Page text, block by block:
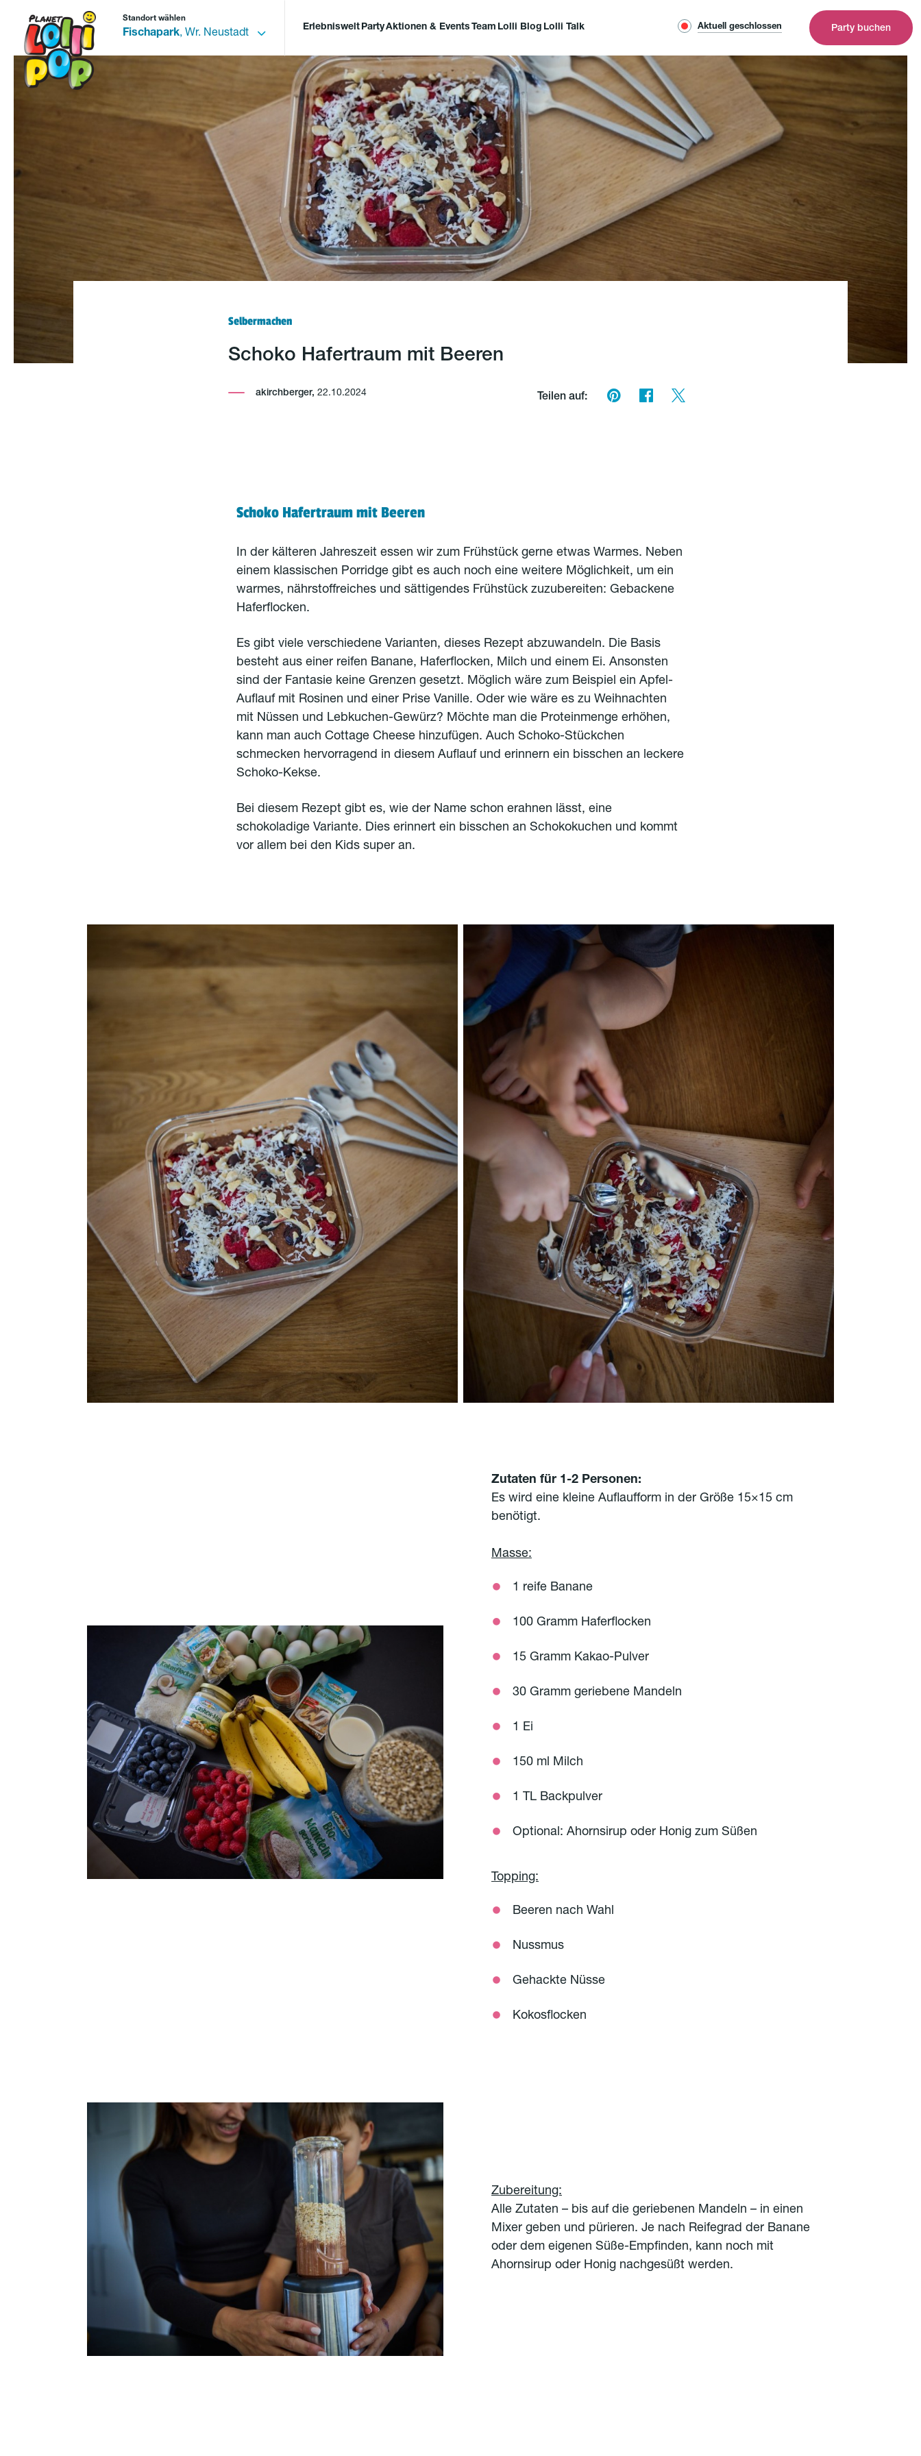
Standort wählen
Fischapark, Wr. Neustadt
Erlebniswelt PartyAktionen & Events Team Lolli Blog Lolli Talk Aktuell geschlossen Party buchen
Selbermachen
Schoko Hafertraum mit Beeren
akirchberger, 22.10.2024 Teilen auf:
Schoko Hafertraum mit Beeren
In der kälteren Jahreszeit essen wir zum Frühstück gerne etwas Warmes. Neben
einem klassischen Porridge gibt es auch noch eine weitere Möglichkeit, um ein
warmes, nährstoffreiches und sättigendes Frühstück zuzubereiten: Gebackene
Haferflocken.
Es gibt viele verschiedene Varianten, dieses Rezept abzuwandeln. Die Basis
besteht aus einer reifen Banane, Haferflocken, Milch und einem Ei. Ansonsten
sind der Fantasie keine Grenzen gesetzt. Möglich wäre zum Beispiel ein Apfel-
Auflauf mit Rosinen und einer Prise Vanille. Oder wie wäre es zu Weihnachten
mit Nüssen und Lebkuchen-Gewürz? Möchte man die Proteinmenge erhöhen,
kann man auch Cottage Cheese hinzufügen. Auch Schoko-Stückchen
schmecken hervorragend in diesem Auflauf und erinnern ein bisschen an leckere
Schoko-Kekse.
Bei diesem Rezept gibt es, wie der Name schon erahnen lässt, eine
schokoladige Variante. Dies erinnert ein bisschen an Schokokuchen und kommt
vor allem bei den Kids super an.
Zutaten für 1-2 Personen:
Es wird eine kleine Auflaufform in der Größe 15×15 cm
benötigt.
Masse:
1 reife Banane
100 Gramm Haferflocken
15 Gramm Kakao-Pulver
30 Gramm geriebene Mandeln
1 Ei
150 ml Milch
1 TL Backpulver
Optional: Ahornsirup oder Honig zum Süßen
Topping:
Beeren nach Wahl
Nussmus
Gehackte Nüsse
Kokosflocken
Zubereitung:
Alle Zutaten – bis auf die geriebenen Mandeln – in einen
Mixer geben und pürieren. Je nach Reifegrad der Banane
oder dem eigenen Süße-Empfinden, kann noch mit
Ahornsirup oder Honig nachgesüßt werden.